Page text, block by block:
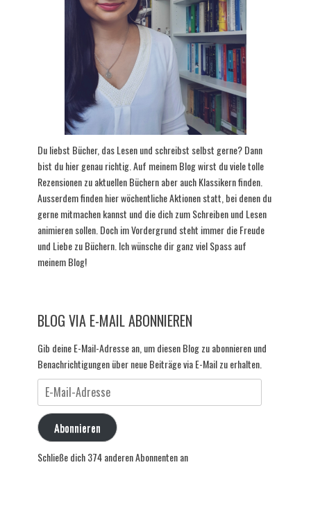
Du liebst Bücher, das Lesen und schreibst selbst gerne? Dann
bist du hier genau richtig. Auf meinem Blog wirst du viele tolle
Rezensionen zu aktuellen Büchern aber auch Klassikern finden.
Ausserdem finden hier wöchentliche Aktionen statt, bei denen du
gerne mitmachen kannst und die dich zum Schreiben und Lesen
animieren sollen. Doch im Vordergrund steht immer die Freude
und Liebe zu Büchern. Ich wünsche dir ganz viel Spass auf
meinem Blog!
BLOG VIA E-MAIL ABONNIEREN
Gib deine E-Mail-Adresse an, um diesen Blog zu abonnieren und
Benachrichtigungen über neue Beiträge via E-Mail zu erhalten.
Mail-
Adresse
Abonnieren
Schließe dich 374 anderen Abonnenten an